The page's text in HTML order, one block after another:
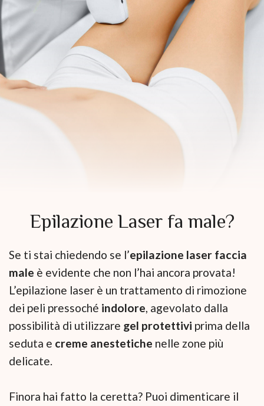
Epilazione Laser fa male?
Se ti stai chiedendo se l’epilazione laser faccia
male è evidente che non l’hai ancora provata!
L’epilazione laser è un trattamento di rimozione
dei peli pressoché indolore , agevolato dalla
possibilità di utilizzare gel protettivi prima della
seduta e creme anestetiche nelle zone più
delicate.
Finora hai fatto la ceretta? Puoi dimenticare il